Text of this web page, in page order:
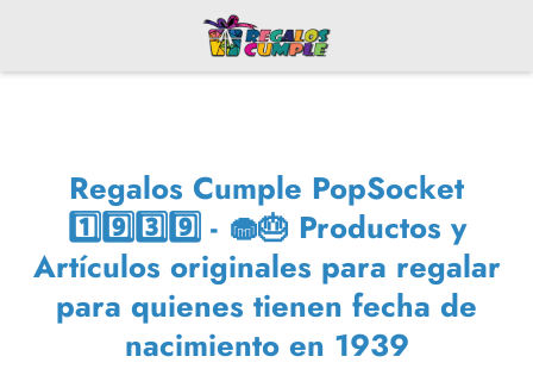
Regalos Cumple PopSocket
1️⃣9️⃣3️⃣9️⃣ - 🧁🎂 Productos y
Artículos originales para regalar
para quienes tienen fecha de
nacimiento en 1939